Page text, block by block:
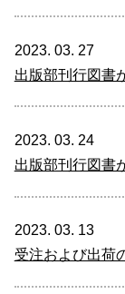
2023. 03. 27
出版部刊行図書
2023. 03. 24
出版部刊行図書
2023. 03. 13
受注および出荷